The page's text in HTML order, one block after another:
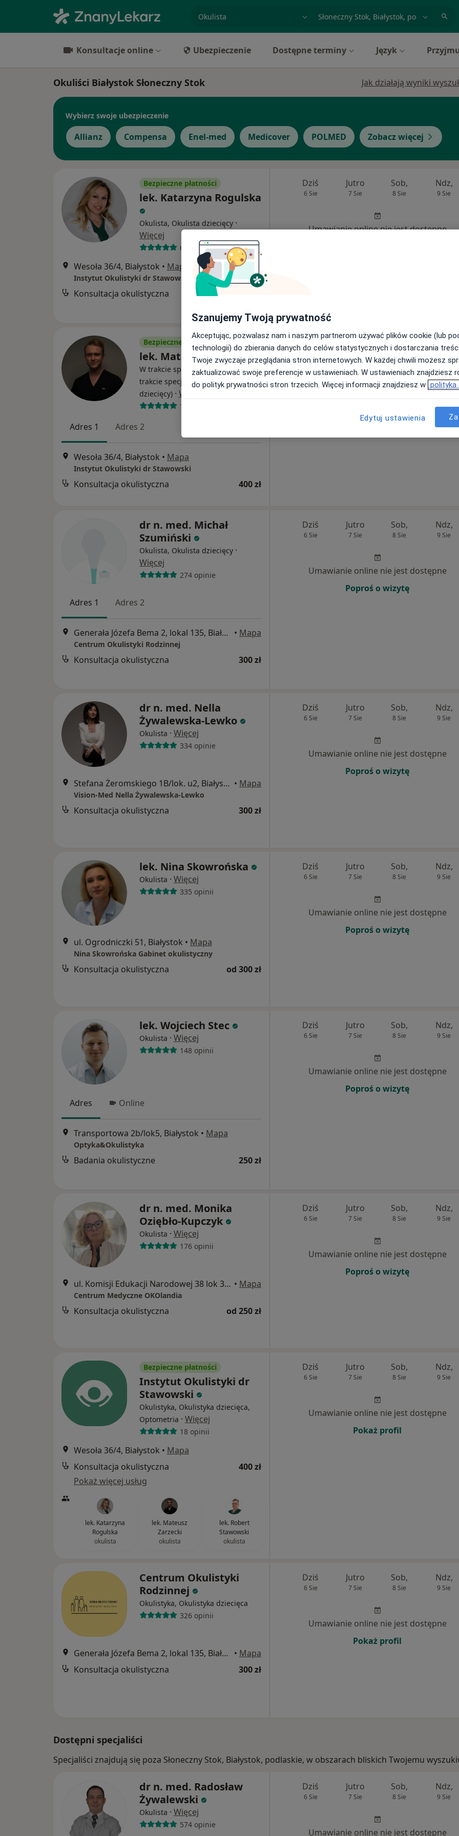
Konsultacje online Ubezpieczenie Dostępne terminy Język
Okuliści Białystok Słoneczny Stok Jak działają wyniki
Wybierz swoje ubezpieczenie
Allianz Compensa Enel-med Medicover POLMED Zobacz więcej
Bezpieczne płatności
lek. Katarzyna Rogulska
Okulista, Okulista dziecięcy ·
Więcej
69 opinii
Wesoła 36/4, Białystok • Mapa
Instytut Okulistyki dr Stawowski
Konsultacja okulistyczna
Dziś
6 Sie
Jutro
7 Sie
Sob,
8 Sie
Ndz,
9 Sie
Umawianie online nie jest dostępne
Bezpieczne płatności
lek. Mateusz Zarzecki
W trakcie specjalizacji (Okulista), W
trakcie specjalizacji (Okulista
dziecięcy) · Więcej
16 opinii
Adres 1 Adres 2
Wesoła 36/4, Białystok • Mapa
Instytut Okulistyki dr Stawowski
Konsultacja okulistyczna 400 zł
Dziś
6 Sie
Jutro
7 Sie
Sob,
8 Sie
Ndz,
9 Sie
Umawianie online nie jest dostępne
dr n. med. Michał
Szumiński
Okulista, Okulista dziecięcy ·
Więcej
274 opinie
Adres 1 Adres 2
Generała Józefa Bema 2, lokal 135, Białystok • Mapa
Centrum Okulistyki Rodzinnej
Konsultacja okulistyczna 300 zł
Dziś
6 Sie
Jutro
7 Sie
Sob,
8 Sie
Ndz,
9 Sie
Umawianie online nie jest dostępne
Poproś o wizytę
dr n. med. Nella
Żywalewska-Lewko
Okulista · Więcej
334 opinie
Stefana Żeromskiego 1B/lok. u2, Białystok • Mapa
Vision-Med Nella Żywalewska-Lewko
Konsultacja okulistyczna 300 zł
Dziś
6 Sie
Jutro
7 Sie
Sob,
8 Sie
Ndz,
9 Sie
Umawianie online nie jest dostępne
Poproś o wizytę
lek. Nina Skowrońska
Okulista · Więcej
335 opinii
ul. Ogrodniczki 51, Białystok • Mapa
Nina Skowrońska Gabinet okulistyczny
Konsultacja okulistyczna od 300 zł
Dziś
6 Sie
Jutro
7 Sie
Sob,
8 Sie
Ndz,
9 Sie
Umawianie online nie jest dostępne
Poproś o wizytę
lek. Wojciech Stec
Okulista · Więcej
148 opinii
Adres Online
Transportowa 2b/lok5, Białystok • Mapa
Optyka&Okulistyka
Badania okulistyczne 250 zł
Dziś
6 Sie
Jutro
7 Sie
Sob,
8 Sie
Ndz,
9 Sie
Umawianie online nie jest dostępne
Poproś o wizytę
dr n. med. Monika
Oziębło-Kupczyk
Okulista · Więcej
176 opinii
ul. Komisji Edukacji Narodowej 38 lok 3, Białystok • Mapa
Centrum Medyczne OKOlandia
Konsultacja okulistyczna od 250 zł
Dziś
6 Sie
Jutro
7 Sie
Sob,
8 Sie
Ndz,
9 Sie
Umawianie online nie jest dostępne
Poproś o wizytę
Bezpieczne płatności
Instytut Okulistyki dr
Stawowski
Okulistyka, Okulistyka dziecięca,
Optometria · Więcej
18 opinii
Wesoła 36/4, Białystok • Mapa
Konsultacja okulistyczna
400 zł
Pokaż więcej usług
lek. Katarzyna
Rogulska
okulista
lek. Mateusz
Zarzecki
okulista
lek. Robert
Stawowski
okulista
Dziś
6 Sie
Jutro
7 Sie
Sob,
8 Sie
Ndz,
9 Sie
Umawianie online nie jest dostępne
Pokaż profil
Centrum Okulistyki
Rodzinnej
Okulistyka, Okulistyka dziecięca
326 opinii
Generała Józefa Bema 2, lokal 135, Białystok • Mapa
Konsultacja okulistyczna
300 zł
Dziś
6 Sie
Jutro
7 Sie
Sob,
8 Sie
Ndz,
9 Sie
Umawianie online nie jest dostępne
Pokaż profil
Dostępni specjaliści
Specjaliści znajdują się poza Słoneczny Stok, Białystok, podlaskie, w obszarach bliskich Twojemu
dr n. med. Radosław
Żywalewski
Okulista · Więcej
574 opinie
Dziś
6 Sie
Jutro
7 Sie
Sob,
8 Sie
Ndz,
9 Sie
Umawianie online nie jest dostępne
Szanujemy Twoją prywatność
Akceptując, pozwalasz nam i naszym partnerom używać plików cookie (lub
technologii) do zbierania danych do celów statystycznych i dostarczania
Twoje zwyczaje przeglądania stron internetowych. W każdej chwili możesz
zaktualizować swoje preferencje w ustawieniach. W ustawieniach znajdziesz
do polityk prywatności stron trzecich. Więcej informacji znajdziesz w polityka
Edytuj ustawienia